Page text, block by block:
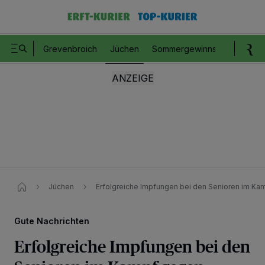
Grevenbroich Jüchen Sommergewinnspiel
Jüchen Erfolgreiche Impfungen bei den Senioren im
Gute Nachrichten
Erfolgreiche Impfungen bei den